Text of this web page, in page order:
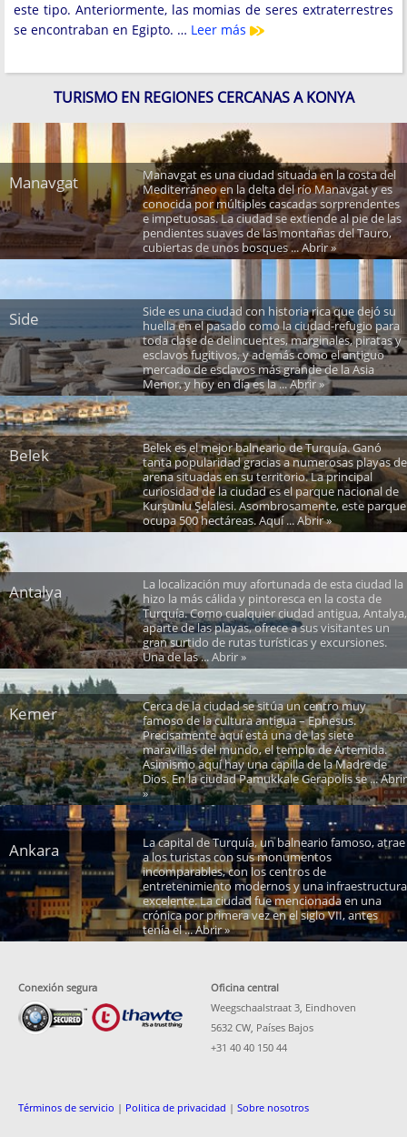
este tipo. Anteriormente, las momias de seres extraterrestres
se encontraban en Egipto. … Leer más
TURISMO EN REGIONES CERCANAS A KONYA
Manavgat
Manavgat es una ciudad situada en la costa del
Mediterráneo en la delta del río Manavgat y es
conocida por múltiples cascadas sorprendentes
e impetuosas. La ciudad se extiende al pie de las
pendientes suaves de las montañas del Tauro,
cubiertas de unos bosques ... Abrir »
Side
Side es una ciudad con historia rica que dejó su
huella en el pasado como la ciudad-refugio para
toda clase de delincuentes, marginales, piratas y
esclavos fugitivos, y además como el antiguo
mercado de esclavos más grande de la Asia
Menor, y hoy en día es la ... Abrir »
Belek
Belek es el mejor balneario de Turquía. Ganó
tanta popularidad gracias a numerosas playas de
arena situadas en su territorio. La principal
curiosidad de la ciudad es el parque nacional de
Kurşunlu Şelalesi. Asombrosamente, este parque
ocupa 500 hectáreas. Aquí ... Abrir »
Antalya
La localización muy afortunada de esta ciudad la
hizo la más cálida y pintoresca en la costa de
Turquía. Como cualquier ciudad antigua, Antalya,
aparte de las playas, ofrece a sus visitantes un
gran surtido de rutas turísticas y excursiones.
Una de las ... Abrir »
Kemer
Cerca de la ciudad se sitúa un centro muy
famoso de la cultura antigua – Ephesus.
Precisamente aquí está una de las siete
maravillas del mundo, el templo de Artemida.
Asimismo aquí hay una capilla de la Madre de
Dios. En la ciudad Pamukkale Gerapolis se ... Abrir
»
Ankara
La capital de Turquía, un balneario famoso, atrae
a los turistas con sus monumentos
incomparables, con los centros de
entretenimiento modernos y una infraestructura
excelente. La ciudad fue mencionada en una
crónica por primera vez en el siglo VII, antes
tenía el ... Abrir »
Conexión segura
Oficina central
Weegschaalstraat 3, Eindhoven
5632 CW, Países Bajos
+31 40 40 150 44
Términos de servicio | Politica de privacidad | Sobre nosotros